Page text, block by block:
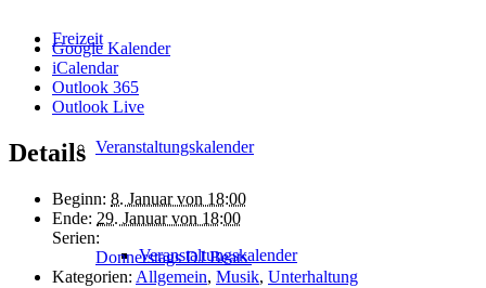
Freizeit
Veranstaltungskalender
Veranstaltungskalender
Google Kalender
iCalendar
Outlook 365
Outlook Live
Details
Beginn: 8. Januar von 18:00
Ende: 29. Januar von 18:00
Serien:
Donnerstags DJ Beats
Kategorien: Allgemein, Musik, Unterhaltung